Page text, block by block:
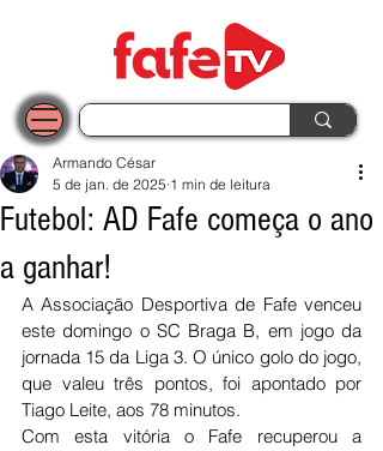
Futebol: AD Fafe começa o ano
a ganhar!
Armando César
5 de jan. de 2025 1 min de leitura
A Associação Desportiva de Fafe venceu
este domingo o SC Braga B, em jogo da
jornada 15 da Liga 3. O único golo do jogo,
que valeu três pontos, foi apontado por
Tiago Leite, aos 78 minutos.
Com esta vitória o Fafe recuperou a